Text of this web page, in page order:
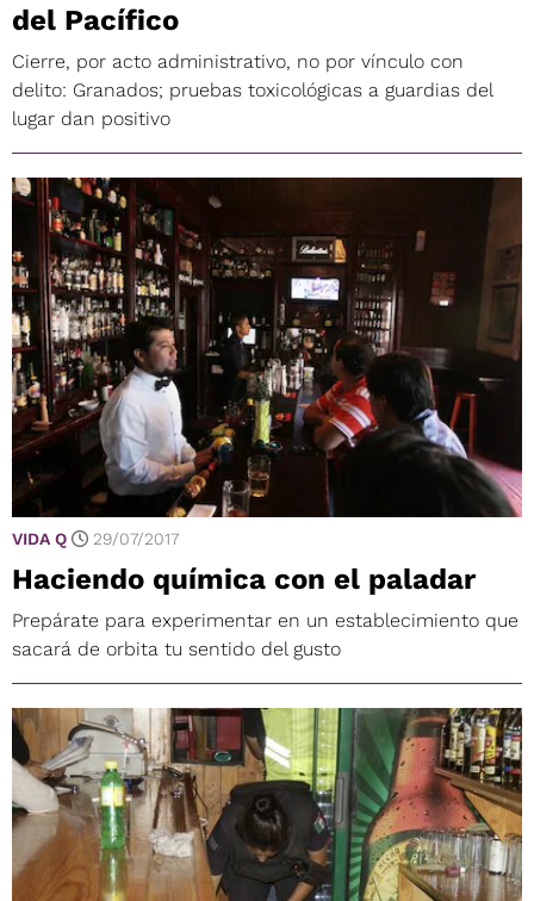
del Pacífico
Cierre, por acto administrativo, no por vínculo con
delito: Granados; pruebas toxicológicas a guardias del
lugar dan positivo
VIDA Q 29/07/2017
Haciendo química con el paladar
Prepárate para experimentar en un establecimiento que
sacará de orbita tu sentido del gusto